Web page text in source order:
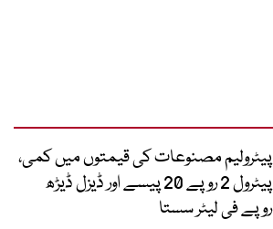
پیٹرولیم مصنوعات کی قیمتوں میں کمی،
پیٹرول 2 روپے 20 پیسے اور ڈیزل ڈیڑھ
روپے فی لیٹر سستا